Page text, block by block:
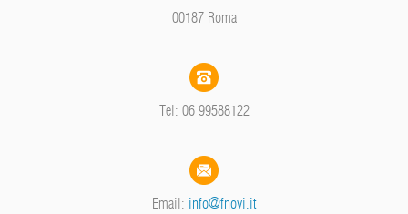
00187 Roma
Tel: 06 99588122
Email: info@fnovi.it